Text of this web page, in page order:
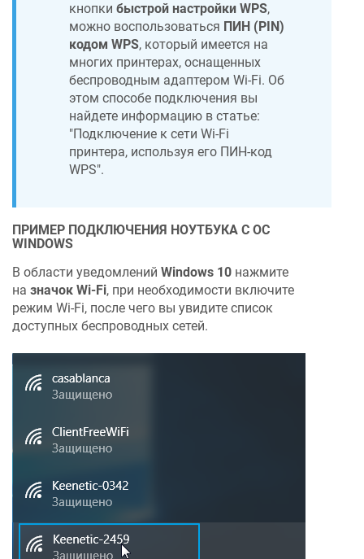
кнопки быстрой настройки WPS,
можно воспользоваться ПИН (PIN)
кодом WPS, который имеется на
многих принтерах, оснащенных
беспроводным адаптером Wi-Fi. Об
этом способе подключения вы
найдете информацию в статье:
"Подключение к сети Wi-Fi
принтера, используя его ПИН-код
WPS".
ПРИМЕР ПОДКЛЮЧЕНИЯ НОУТБУКА С ОС
WINDOWS
В области уведомлений Windows 10 нажмите
на значок Wi-Fi, при необходимости включите
режим Wi-Fi, после чего вы увидите список
доступных беспроводных сетей.